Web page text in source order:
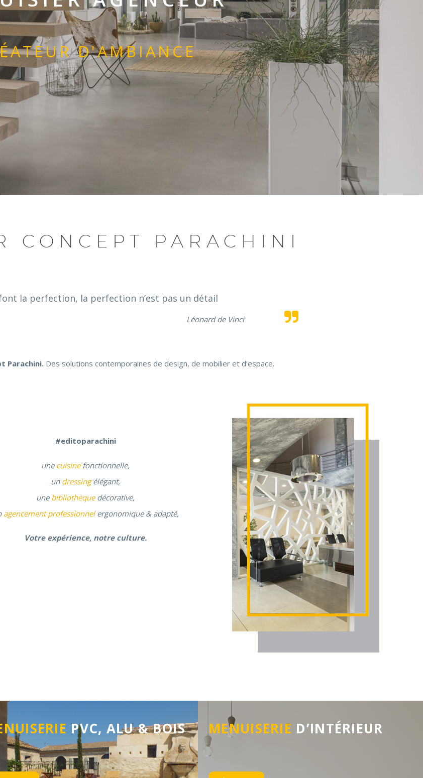
D'AMBIANCE
CONCEPT PARACHINI
la perfection, la perfection n’est pas un détail
Léonard de Vinci
Parachini. Des solutions contemporaines de design, de mobilier et d’espace.
#editoparachini
une cuisinefonctionnelle,
un dressingélégant,
une bibliothèquedécorative,
agencement professionnelergonomique & adapté,
Votre expérience, notre culture.
PVC, ALU & BOIS MENUISERIE D’INTÉRIEUR